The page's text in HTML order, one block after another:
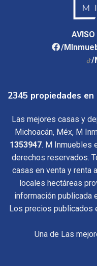
AVISO
/
/
2345 propiedades en
Las mejores casas y
Michoacán, Méx, M
1353947. M Inmuebles
derechos reservados.
casas en venta y renta
locales hectáreas
información publicada
Los precios publicados
Una de Las